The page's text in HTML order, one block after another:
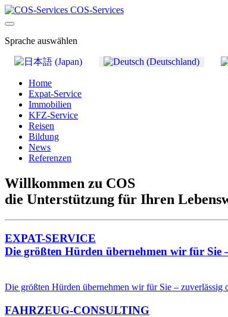
COS-Services
Sprache auswählen
Home
Expat-Service
Immobilien
KFZ-Service
Reisen
Bildung
News
Referenzen
Willkommen zu COS
die Unterstützung für Ihren
EXPAT-SERVICE
Die größten Hürden übernehmen wir für Sie
Die größten Hürden übernehmen wir für Sie – zuverlässig
FAHRZEUG-CONSULTING